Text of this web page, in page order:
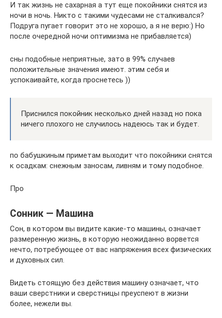
И так жизнь не сахарная а тут еще покойники снятся из
ночи в ночь. Никто с такими чудесами не сталкивался?
Подруга пугает говорит это не хорошо, а я не верю:) Но
после очередной ночи оптимизма не прибавляется)
сны подобные неприятные, зато в 99% случаев
положительные значения имеют. этим себя и
успокаивайте, когда проснетесь ))
Приснился покойник несколько дней назад но пока
ничего плохого не случилось надеюсь так и будет.
по бабушкиным приметам выходит что покойники снятся
к осадкам: снежным заносам, ливням и тому подобное.
Про
Сонник — Машина
Сон, в котором вы видите какие-то машины, означает
размеренную жизнь, в которую неожиданно ворвется
нечто, потребующее от вас напряжения всех физических
и духовных сил.
Видеть стоящую без действия машину означает, что
ваши сверстники и сверстницы преуспеют в жизни
более, нежели вы.